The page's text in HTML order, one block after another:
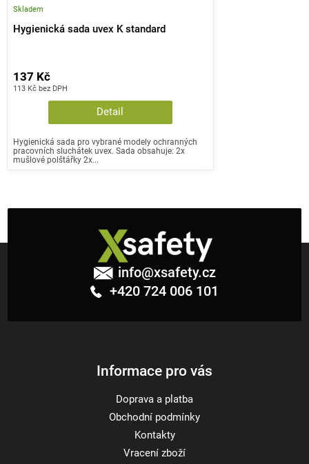
Hygienická sada uvex K standard
Skladem
113 Kč bez DPH
137 Kč
Detail
Hygienická sada pro vybrané modely ochranných
pracovních sluchátek uvex. Sada obsahuje: 2x
mušlové polštářky 2x...
info@xsafety.cz
+420 724 006 101
Informace pro vás
Doprava a platba
Obchodní podmínky
Kontakty
Vracení zboží